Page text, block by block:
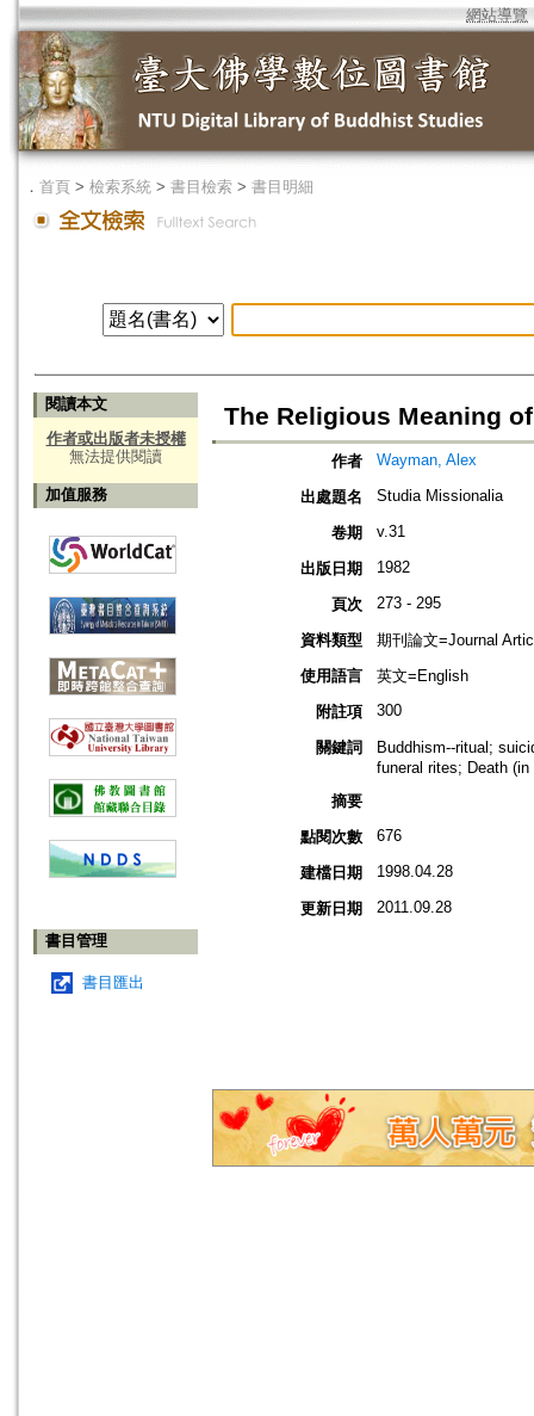
網站導覽
． 首頁 > 檢索系統 > 書目檢索 > 書目明細
閱讀本文
作者或出版者未授權
無法提供閱讀
加值服務
書目管理
書目匯出
The Religious Meaning
作者 Wayman, Alex
出處題名 Studia Missionalia
卷期 v.31
出版日期 1982
頁次 273 - 295
資料類型
期刊論文=Journal
使用語言
英文=English
附註項
300
關鍵詞
Buddhism--ritual;
funeral rites; Death
摘要
點閱次數
676
建檔日期 1998.04.28
更新日期 2011.09.28